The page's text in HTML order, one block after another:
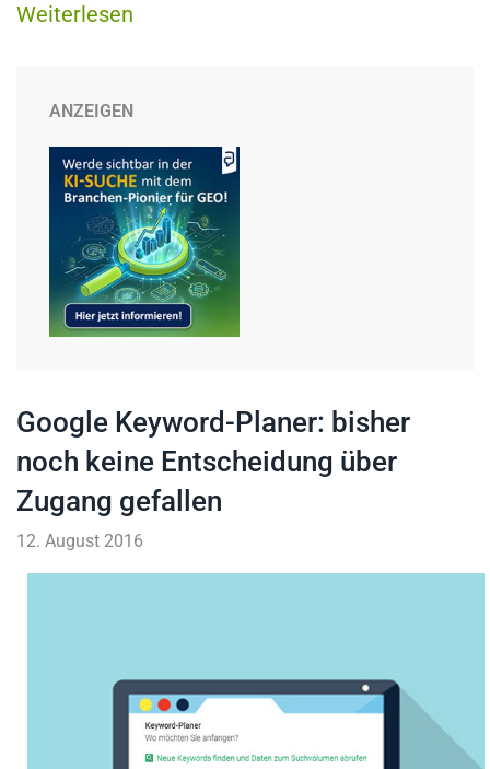
Weiterlesen
ANZEIGEN
Google Keyword-Planer: bisher
noch keine Entscheidung über
Zugang gefallen
12. August 2016